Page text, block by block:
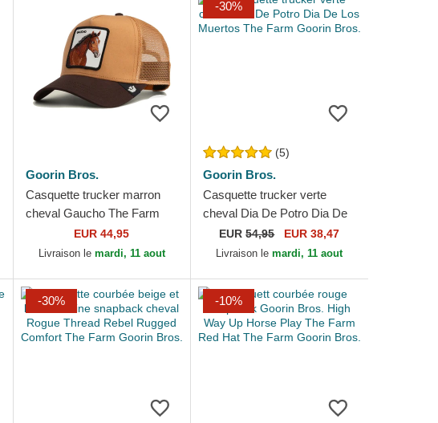
Goorin Bros.
Casquette trucker marron
cheval Gaucho The Farm
Goorin Bros.EUR 44,95
Livraison le mardi, 11 aout
-30%
(5)
Goorin Bros.
Casquette trucker verte
cheval Dia De Potro Dia De
Los Muertos The Farm
Goorin Bros.
EUR54,95 EUR 38,47
Livraison lemardi, 11 aout
-30% -10%